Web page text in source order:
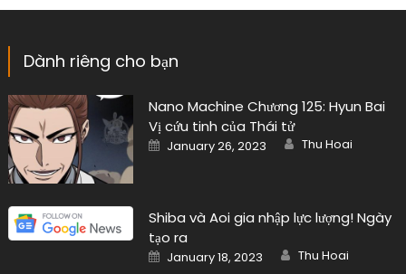
Dành riêng cho bạn
Nano Machine Chương 125: Hyun Bai
Vị cứu tinh của Thái tử
Posted
on
January 26, 2023 Author
Thu Hoai
Shiba và Aoi gia nhập lực lượng! Ngày
tạo ra
Posted
on
January 18, 2023 Author
Thu Hoai